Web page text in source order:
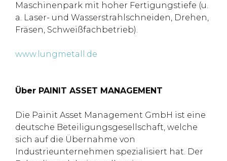
Maschinenpark mit hoher Fertigungstiefe (u.
a. Laser- und Wasserstrahlschneiden, Drehen,
Fräsen, Schweißfachbetrieb).
www.lungmetall.de
Über PAINIT ASSET MANAGEMENT
Die Painit Asset Management GmbH ist eine
deutsche Beteiligungsgesellschaft, welche
sich auf die Übernahme von
Industrieunternehmen spezialisiert hat. Der